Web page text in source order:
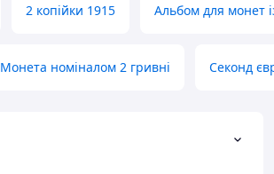
2 копійки 1915 Альбом для монет
Монета номіналом 2 гривні Секонд